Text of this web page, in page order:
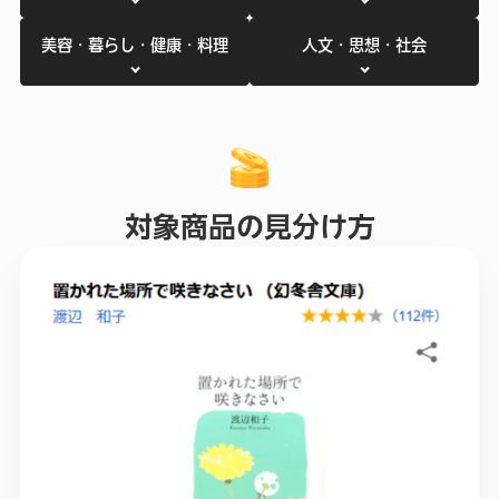
美容・暮らし・健康・料理 人文・思想・社会
対象商品の見分け方